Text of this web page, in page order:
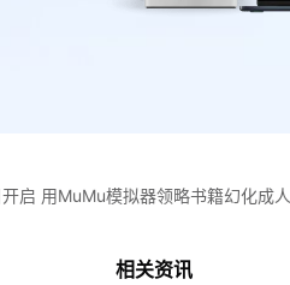
启 用MuMu模拟器领略书籍幻化成人
相关资讯